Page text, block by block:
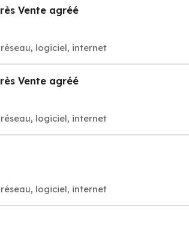
Vente agréé
logiciel, internet
Vente agréé
logiciel, internet
logiciel, internet